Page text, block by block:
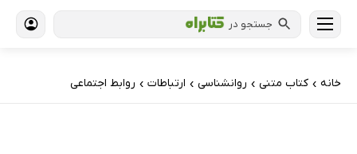
جستجو در
خانه › کتاب‌ متنی › روانشناسی › ارتباطات › روابط اجتماعی